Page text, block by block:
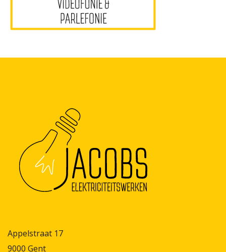
Appelstraat 17
9000 Gent